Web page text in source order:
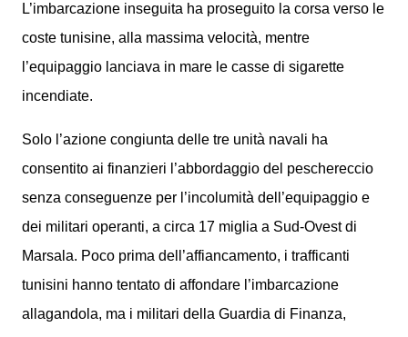
L’imbarcazione inseguita ha proseguito la corsa verso le
coste tunisine, alla massima velocità, mentre
l’equipaggio lanciava in mare le casse di sigarette
incendiate.
Solo l’azione congiunta delle tre unità navali ha
consentito ai finanzieri l’abbordaggio del peschereccio
senza conseguenze per l’incolumità dell’equipaggio e
dei militari operanti, a circa 17 miglia a Sud-Ovest di
Marsala. Poco prima dell’affiancamento, i trafficanti
tunisini hanno tentato di affondare l’imbarcazione
allagandola, ma i militari della Guardia di Finanza,